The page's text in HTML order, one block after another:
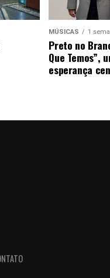
MÚSICAS 1
Preto no
Que Temos”,
esperança